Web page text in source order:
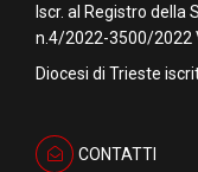
Iscr. al Registro della
n.4/2022-3500/2022
Diocesi di Trieste
CONTATTI